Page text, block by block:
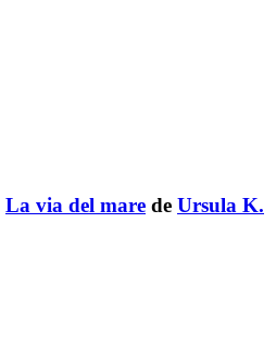
La via del mare de Ursula K.